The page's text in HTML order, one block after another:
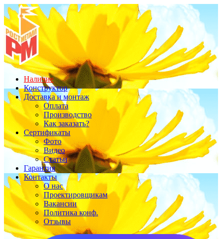
Наличие
Конструктор
Доставка и монтаж
Оплата
Производство
Как заказать?
Сертификаты
Фото
Видео
Статьи
Гарантия
Контакты
О нас
Проектировщикам
Вакансии
Политика конф.
Отзывы